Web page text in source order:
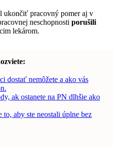
ukončiť pracovný pomer aj v
neschopnosti porušili
lekárom.
dostať nemôžete a ako vás
ak ostanete na PN dlhšie ako
aby ste neostali úplne bez